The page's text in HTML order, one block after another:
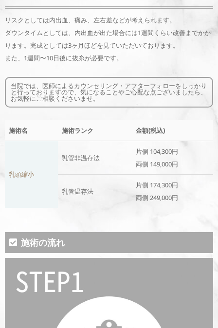
リスクとしては内出血、痛み、左右差などが考えられます。
ダウンタイムとしては、内出血が出た場合には1週間くらい改善までかか
ります。完成としては3ヶ月ほどを見ていただいております。
また、1週間〜10日後に抜糸が必要です。
当院では、医師によるカウンセリング・アフターフォローをしっかり
と行っておりますので、気になることやご心配な点ございましたら、
お気軽にご相談くださいませ。
施術名 施術ランク 金額(税込)
乳頭縮小
乳管非温存法
片側 104,300円
両側 149,000円
乳管温存法
片側 174,300円
両側 249,000円
施術の流れ